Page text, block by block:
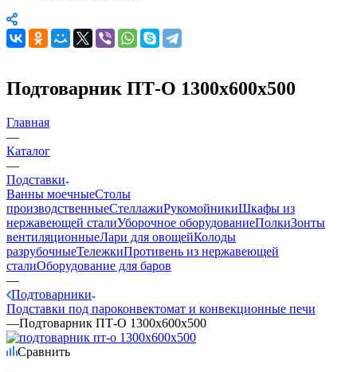
Подтоварник ПТ-О 1300х600х500
Главная
—
Каталог
—
Подставки
Ванны моечныеСтолы
производственныеСтеллажиРукомойникиШкафы из
нержавеющей сталиУборочное оборудованиеПолкиЗонты
вентиляционныеЛари для овощейКолоды
разрубочныеТележкиПротивень из нержавеющей
сталиОборудование для баров
—
Подтоварники
Подставки под пароконвектомат и конвекционные печи
—Подтоварник ПТ-О 1300х600х500
Сравнить